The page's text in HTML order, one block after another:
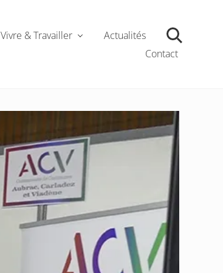
Vivre & Travailler
Actualités
Contact